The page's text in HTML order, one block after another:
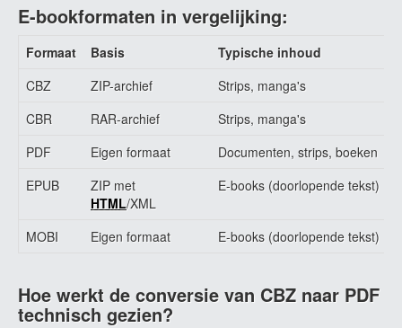
E-bookformaten in vergelijking:
Formaat Basis Typische inhoud
CBZ
ZIP-archief Strips, manga's
CBR
RAR-archief Strips, manga's
PDF
Eigen formaat Documenten, strips, boeken
EPUB
ZIP met
HTML/XML
E-books (doorlopende tekst)
MOBI Eigen formaat E-books (doorlopende tekst)
Hoe werkt de conversie van CBZ naar PDF
technisch gezien?